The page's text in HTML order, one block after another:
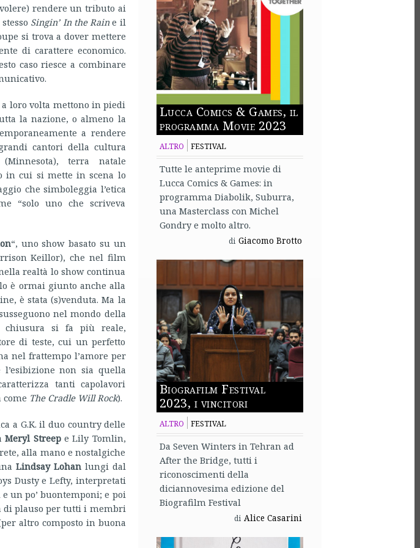
rendere un tributo ai
Singin’ In the Raine il
si trova a dover mettere
di carattere economico.
caso riesce a combinare
loro volta mettono in piedi
la nazione, o almeno la
a rendere
cantori della cultura
terra natale
cui si mette in scena lo
che simboleggia l’etica
“solo uno che scriveva
“, uno show basato su un
Keillor), che nel film
realtà lo show continua
è ormai giunto anche alla
è stata (s)venduta. Ma la
nel mondo della
chiusura si fa più reale,
di teste, cui un perfetto
nel frattempo l’amore per
non sia quella
tanti capolavori
The Cradle Will Rock).
a G.K. il duo country delle
Meryl Streepe Lily Tomlin,
alla mano e nostalgiche
Lindsay Lohanlungi dal
Dusty e Lefty, interpretati
un po’ buontemponi; e poi
di plauso per tutti i membri
altro composto in buona
Lucca Comics & Games, il
programma Movie 2023
ALTRO FESTIVAL
Tutte le anteprime movie di
Lucca Comics & Games: in
programma Diabolik, Suburra,
una Masterclass con Michel
Gondry e molto altro.
di Giacomo Brotto
Biografilm Festival
2023, i vincitori
ALTRO FESTIVAL
Da Seven Winters in Tehran ad
After the Bridge, tutti i
riconoscimenti della
diciannovesima edizione del
Biografilm Festival
di Alice Casarini